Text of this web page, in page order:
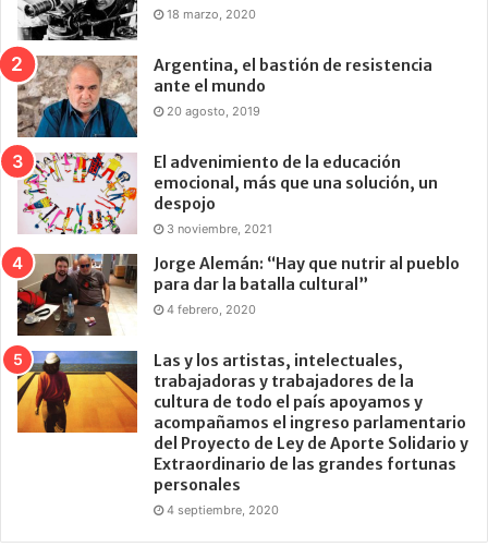
18 marzo, 2020
Argentina, el bastión de resistencia
ante el mundo
20 agosto, 2019
El advenimiento de la educación
emocional, más que una solución, un
despojo
3 noviembre, 2021
Jorge Alemán: “Hay que nutrir al pueblo
para dar la batalla cultural”
4 febrero, 2020
Las y los artistas, intelectuales,
trabajadoras y trabajadores de la
cultura de todo el país apoyamos y
acompañamos el ingreso parlamentario
del Proyecto de Ley de Aporte Solidario y
Extraordinario de las grandes fortunas
personales
4 septiembre, 2020